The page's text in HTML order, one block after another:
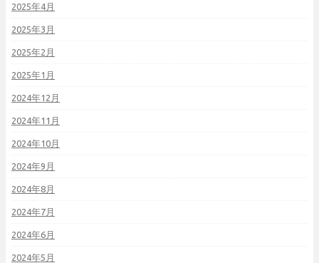
2025年4月
2025年3月
2025年2月
2025年1月
2024年12月
2024年11月
2024年10月
2024年9月
2024年8月
2024年7月
2024年6月
2024年5月